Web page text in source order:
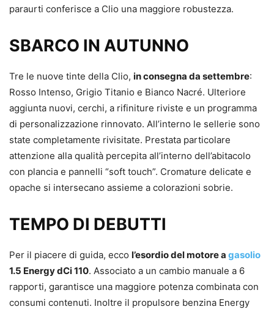
paraurti conferisce a Clio una maggiore robustezza.
SBARCO IN AUTUNNO
Tre le nuove tinte della Clio, in consegna da settembre:
Rosso Intenso, Grigio Titanio e Bianco Nacré. Ulteriore
aggiunta nuovi, cerchi, a rifiniture riviste e un programma
di personalizzazione rinnovato. All’interno le sellerie sono
state completamente rivisitate. Prestata particolare
attenzione alla qualità percepita all’interno dell’abitacolo
con plancia e pannelli “soft touch”. Cromature delicate e
opache si intersecano assieme a colorazioni sobrie.
TEMPO DI DEBUTTI
Per il piacere di guida, ecco l’esordio del motore a gasolio
1.5 Energy dCi 110. Associato a un cambio manuale a 6
rapporti, garantisce una maggiore potenza combinata con
consumi contenuti. Inoltre il propulsore benzina Energy